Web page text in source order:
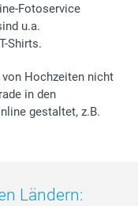
Fotoservice
u.a.
Shirts.
Hochzeiten nicht
in den
gestaltet, z.B.
Ländern: